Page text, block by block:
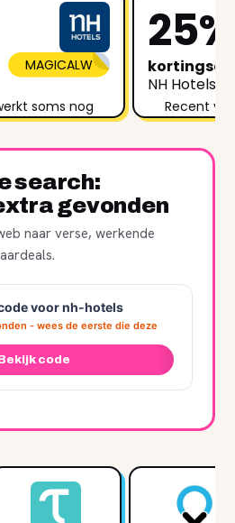
MAGICALW
soms nog
25%
NH Hotels
Recent
search:
gevonden
naar verse, werkende
voor nh-hotels
- wees de eerste die deze
Bekijk code